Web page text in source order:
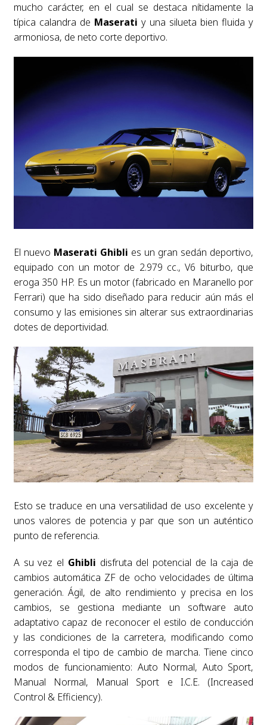
mucho carácter, en el cual se destaca nítidamente la
típica calandra de Maserati y una silueta bien fluida y
armoniosa, de neto corte deportivo.
El nuevo Maserati Ghibli es un gran sedán deportivo,
equipado con un motor de 2.979 cc., V6 biturbo, que
eroga 350 HP. Es un motor (fabricado en Maranello por
Ferrari) que ha sido diseñado para reducir aún más el
consumo y las emisiones sin alterar sus extraordinarias
dotes de deportividad.
Esto se traduce en una versatilidad de uso excelente y
unos valores de potencia y par que son un auténtico
punto de referencia.
A su vez el Ghibli disfruta del potencial de la caja de
cambios automática ZF de ocho velocidades de última
generación. Ágil, de alto rendimiento y precisa en los
cambios, se gestiona mediante un software auto
adaptativo capaz de reconocer el estilo de conducción
y las condiciones de la carretera, modificando como
corresponda el tipo de cambio de marcha. Tiene cinco
modos de funcionamiento: Auto Normal, Auto Sport,
Manual Normal, Manual Sport e I.C.E. (Increased
Control & Efficiency).